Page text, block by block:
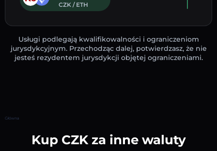
CZK / ETH
Usługi podlegają kwalifikowalności i ograniczeniom
jurysdykcyjnym. Przechodząc dalej, potwierdzasz, że nie
jesteś rezydentem jurysdykcji objętej ograniczeniami.
Główna
Kup CZK za inne waluty